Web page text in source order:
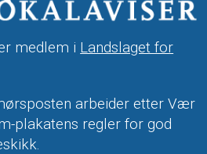
medlem i Landslaget for
arbeider etter Vær
plakatens regler for god